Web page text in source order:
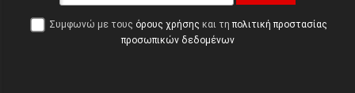
Συμφωνώ με τους όρους χρήσης και τη πολιτική προστασίας
προσωπικών δεδομένων